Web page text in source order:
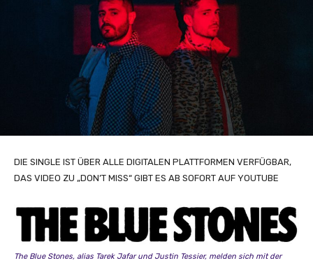
DIE SINGLE IST ÜBER ALLE DIGITALEN PLATTFORMEN VERFÜGBAR,
DAS VIDEO ZU „DON’T MISS“ GIBT ES AB SOFORT AUF YOUTUBE
The Blue Stones, alias Tarek Jafar und Justin Tessier, melden sich mit der